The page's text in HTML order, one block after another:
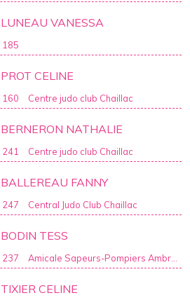
185
LUNEAU VANESSA
160
PROT CELINE
Centre judo club Chaillac
241
BERNERON NATHALIE
Centre judo club Chaillac
247
BALLEREAU FANNY
Central Judo Club Chaillac
237
BODIN TESS
TIXIER CELINE